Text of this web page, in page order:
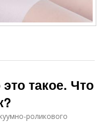
такое. Что
роликового